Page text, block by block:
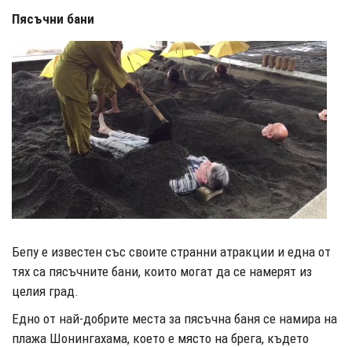
Пясъчни бани
Бепу е известен със своите странни атракции и една от
тях са пясъчните бани, които могат да се намерят из
целия град.
Едно от най-добрите места за пясъчна баня се намира на
плажа Шонингахама, което е място на брега, където